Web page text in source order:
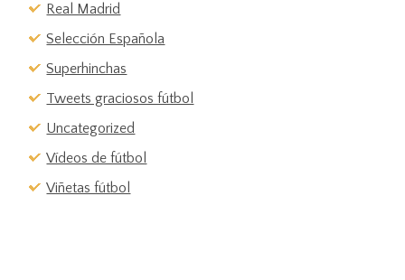
Real Madrid
Selección Española
Superhinchas
Tweets graciosos fútbol
Uncategorized
Vídeos de fútbol
Viñetas fútbol